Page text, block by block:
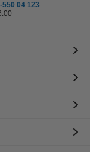
04 123